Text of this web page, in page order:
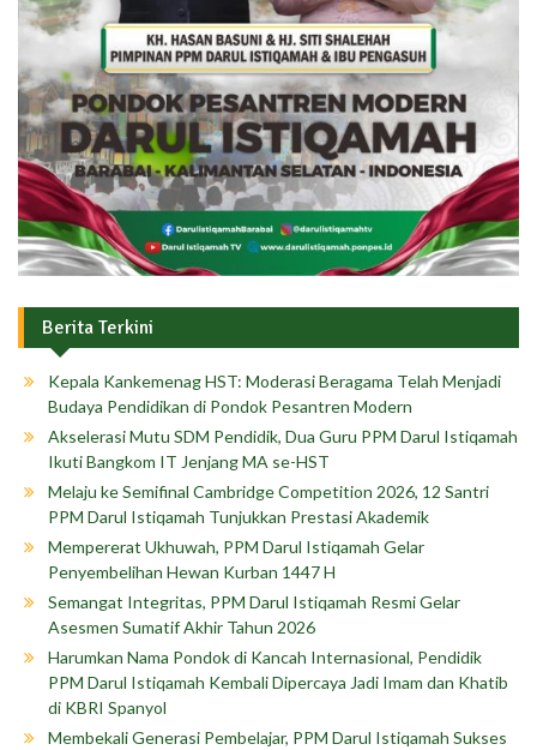
Berita Terkini
Kepala Kankemenag HST: Moderasi Beragama Telah Menjadi
Budaya Pendidikan di Pondok Pesantren Modern
Akselerasi Mutu SDM Pendidik, Dua Guru PPM Darul Istiqamah
Ikuti Bangkom IT Jenjang MA se-HST
Melaju ke Semifinal Cambridge Competition 2026, 12 Santri
PPM Darul Istiqamah Tunjukkan Prestasi Akademik
Mempererat Ukhuwah, PPM Darul Istiqamah Gelar
Penyembelihan Hewan Kurban 1447 H
Semangat Integritas, PPM Darul Istiqamah Resmi Gelar
Asesmen Sumatif Akhir Tahun 2026
Harumkan Nama Pondok di Kancah Internasional, Pendidik
PPM Darul Istiqamah Kembali Dipercaya Jadi Imam dan Khatib
di KBRI Spanyol
Membekali Generasi Pembelajar, PPM Darul Istiqamah Sukses